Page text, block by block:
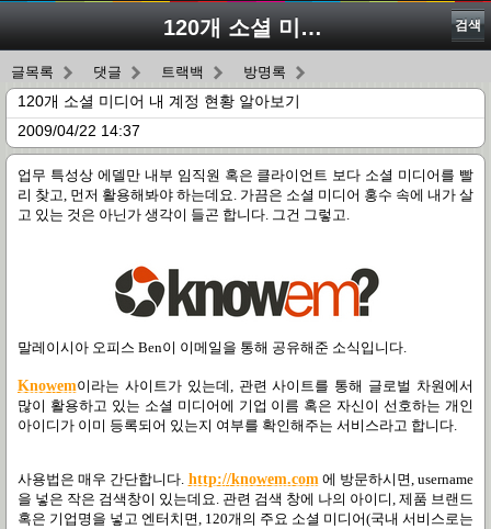
120개 소셜 미디어 내 계정 현황 알아보기 검색
글목록 댓글 트랙백 방명록
120개 소셜 미디어 내 계정 현황 알아보기
2009/04/22 14:37
업무 특성상 에델만 내부 임직원 혹은 클라이언트 보다 소셜 미디어를 빨
리 찾고, 먼저 활용해봐야 하는데요. 가끔은 소셜 미디어 홍수 속에 내가 살
고 있는 것은 아닌가 생각이 들곤 합니다. 그건 그렇고.
말레이시아 오피스 Ben이 이메일을 통해 공유해준 소식입니다.
Knowem이라는 사이트가 있는데, 관련 사이트를 통해 글로벌 차원에서
많이 활용하고 있는 소셜 미디어에 기업 이름 혹은 자신이 선호하는 개인
아이디가 이미 등록되어 있는지 여부를 확인해주는 서비스라고 합니다.
사용법은 매우 간단합니다. http://knowem.com 에 방문하시면, username
을 넣은 작은 검색창이 있는데요. 관련 검색 창에 나의 아이디, 제품 브랜드
혹은 기업명을 넣고 엔터치면, 120개의 주요 소셜 미디어(국내 서비스로는